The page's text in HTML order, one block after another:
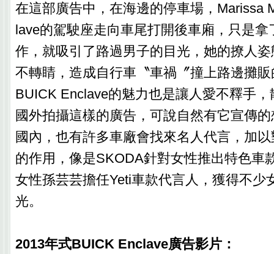
在這部廣告中，在海邊的停車場，Marissa
lave的駕駛座走向車尾打開後車廂，只是拿
作，就吸引了路過男子的目光，她的撩人
不轉睛，造成自行車〝車禍〞撞上路邊攤
BUICK Enclave的魅力也是讓人愛不釋手
國外拍攝這樣的廣告，可說自然有它宣傳
國內，也有許多車廠會找來名人代言，加
的作用，像是SKODA針對女性推出特色車
女性孫芸芸擔任Yeti車款代言人，獲得不少
光。
2013年式BUICK Enclave廣告影片：